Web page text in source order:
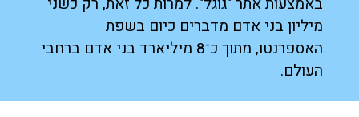
מיליון בני אדם מדברים כיום בשפת
האספרנטו, מתוך כ־8 מיליארד בני אדם ברחבי
העולם.